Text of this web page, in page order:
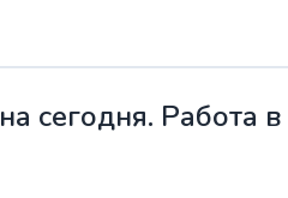
сегодня. Работа